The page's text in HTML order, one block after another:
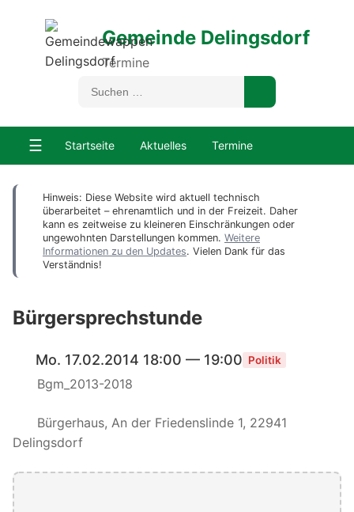
Gemeinde Delingsdorf
Termine
☰ Startseite Aktuelles Termine
Hinweis: Diese Website wird aktuell technisch
überarbeitet – ehrenamtlich und in der Freizeit. Daher
kann es zeitweise zu kleineren Einschränkungen oder
ungewohnten Darstellungen kommen. Weitere
Informationen zu den Updates. Vielen Dank für das
Verständnis!
Bürgersprechstunde
Mo. 17.02.2014 18:00 — 19:00 Politik
Bgm_2013-2018
Bürgerhaus, An der Friedenslinde 1, 22941
Delingsdorf